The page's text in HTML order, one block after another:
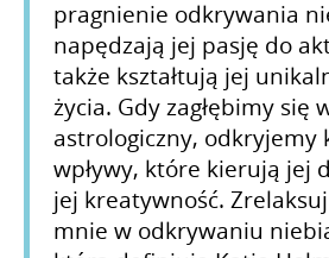
pragnienie odkrywania
napędzają jej pasję do
także kształtują jej
życia. Gdy zagłębimy się
astrologiczny, odkryjemy
wpływy, które kierują jej
jej kreatywność.
mnie w odkrywaniu